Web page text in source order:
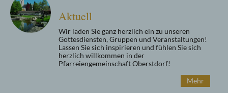
Aktuell
Wir laden Sie ganz herzlich ein zu unseren
Gottesdiensten, Gruppen und Veranstaltungen!
Lassen Sie sich inspirieren und fühlen Sie sich
herzlich willkommen in der
Pfarreiengemeinschaft Oberstdorf!
Mehr